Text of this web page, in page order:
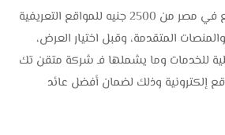
تبدأ أسعار تصميم المواقع في مصر من 2500 جنيه للمواقع التعريفية
والمنصات المتقدمة، وقبل اختيار العرض،
للخدمات وما يشملها فـ شركة متقن تك
إلكترونية وذلك لضمان أفضل عائد